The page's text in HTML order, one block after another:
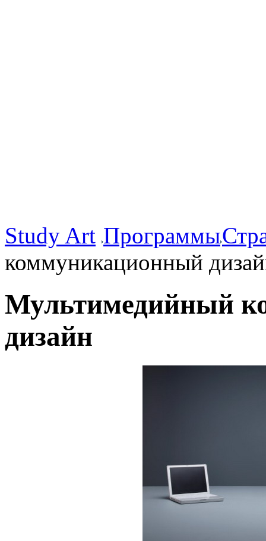
Study Art Программы
коммуникационный
Мультимедийный
дизайн